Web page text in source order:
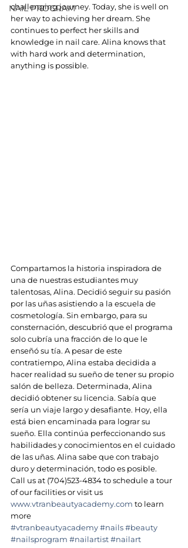
NAIL PROGRAM
challenging journey. Today, she is well on
her way to achieving her dream. She
continues to perfect her skills and
knowledge in nail care. Alina knows that
with hard work and determination,
anything is possible.
Compartamos la historia inspiradora de
una de nuestras estudiantes muy
talentosas, Alina. Decidió seguir su pasión
por las uñas asistiendo a la escuela de
cosmetología. Sin embargo, para su
consternación, descubrió que el programa
solo cubría una fracción de lo que le
enseñó su tía. A pesar de este
contratiempo, Alina estaba decidida a
hacer realidad su sueño de tener su propio
salón de belleza. Determinada, Alina
decidió obtener su licencia. Sabía que
sería un viaje largo y desafiante. Hoy, ella
está bien encaminada para lograr su
sueño. Ella continúa perfeccionando sus
habilidades y conocimientos en el cuidado
de las uñas. Alina sabe que con trabajo
duro y determinación, todo es posible.
Call us at (704)523-4834 to schedule a tour
of our facilities or visit us
www.vtranbeautyacademy.com to learn
more
#vtranbeautyacademy#nails#beauty
#nailsprogram #nailartist#nailart